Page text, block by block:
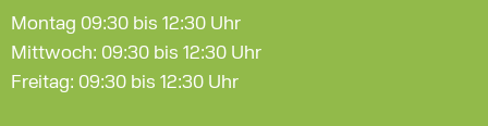
Montag 09:30 bis 12:30 Uhr
Mittwoch: 09:30 bis 12:30 Uhr
Freitag: 09:30 bis 12:30 Uhr